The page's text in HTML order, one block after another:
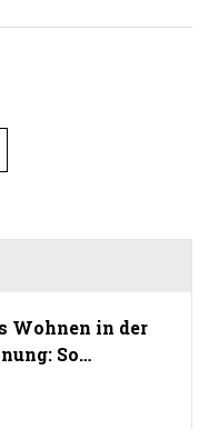
Wohnen in der
So
Ihr Umbaurecht